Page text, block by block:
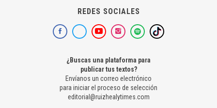
REDES SOCIALES
¿Buscas una plataforma para
publicar tus textos?
Envíanos un correo electrónico
para iniciar el proceso de selección
editorial@ruizhealytimes.com